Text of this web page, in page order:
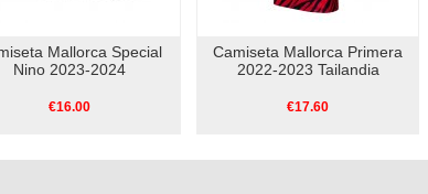
Mallorca Special
Nino 2023-2024
€16.00
Camiseta Mallorca Primera
2022-2023 Tailandia
€17.60